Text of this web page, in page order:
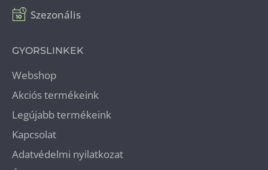
Szezonális
GYORSLINKEK
Webshop
Akciós termékeink
Legújabb termékeink
Kapcsolat
Adatvédelmi nyilatkozat